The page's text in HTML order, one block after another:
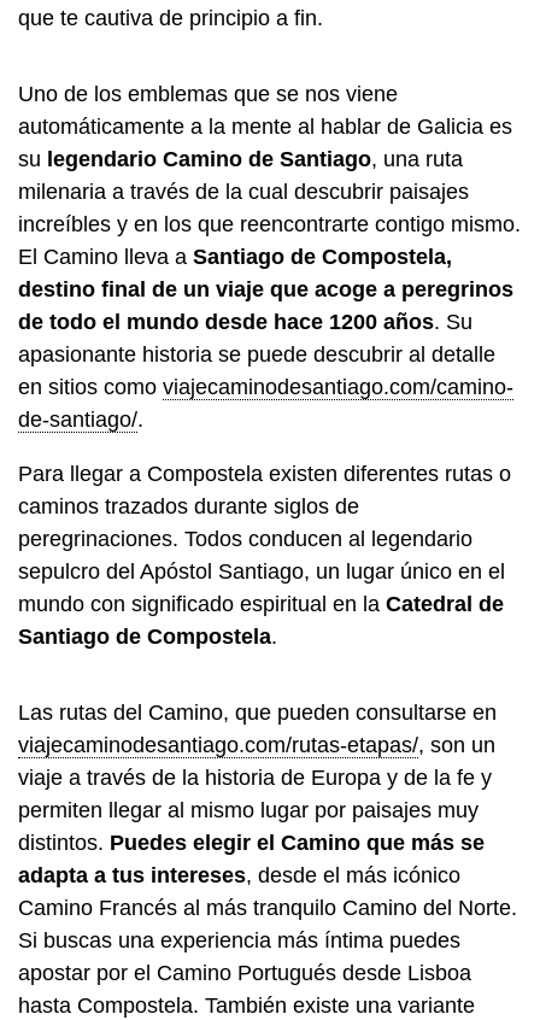
que te cautiva de principio a fin.
Uno de los emblemas que se nos viene
automáticamente a la mente al hablar de Galicia es
su legendario Camino de Santiago, una ruta
milenaria a través de la cual descubrir paisajes
increíbles y en los que reencontrarte contigo mismo.
El Camino lleva a Santiago de Compostela,
destino final de un viaje que acoge a peregrinos
de todo el mundo desde hace 1200 años. Su
apasionante historia se puede descubrir al detalle
en sitios como viajecaminodesantiago.com/camino-
de-santiago/.
Para llegar a Compostela existen diferentes rutas o
caminos trazados durante siglos de
peregrinaciones. Todos conducen al legendario
sepulcro del Apóstol Santiago, un lugar único en el
mundo con significado espiritual en la Catedral de
Santiago de Compostela.
Las rutas del Camino, que pueden consultarse en
viajecaminodesantiago.com/rutas-etapas/, son un
viaje a través de la historia de Europa y de la fe y
permiten llegar al mismo lugar por paisajes muy
distintos. Puedes elegir el Camino que más se
adapta a tus intereses, desde el más icónico
Camino Francés al más tranquilo Camino del Norte.
Si buscas una experiencia más íntima puedes
apostar por el Camino Portugués desde Lisboa
hasta Compostela. También existe una variante